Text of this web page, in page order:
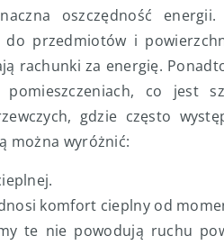
oszczędność
przedmiotów i
rachunki za energię.
co jest
gdzie często
można wyróżnić:
komfort cieplny od
te nie powodują ruchu